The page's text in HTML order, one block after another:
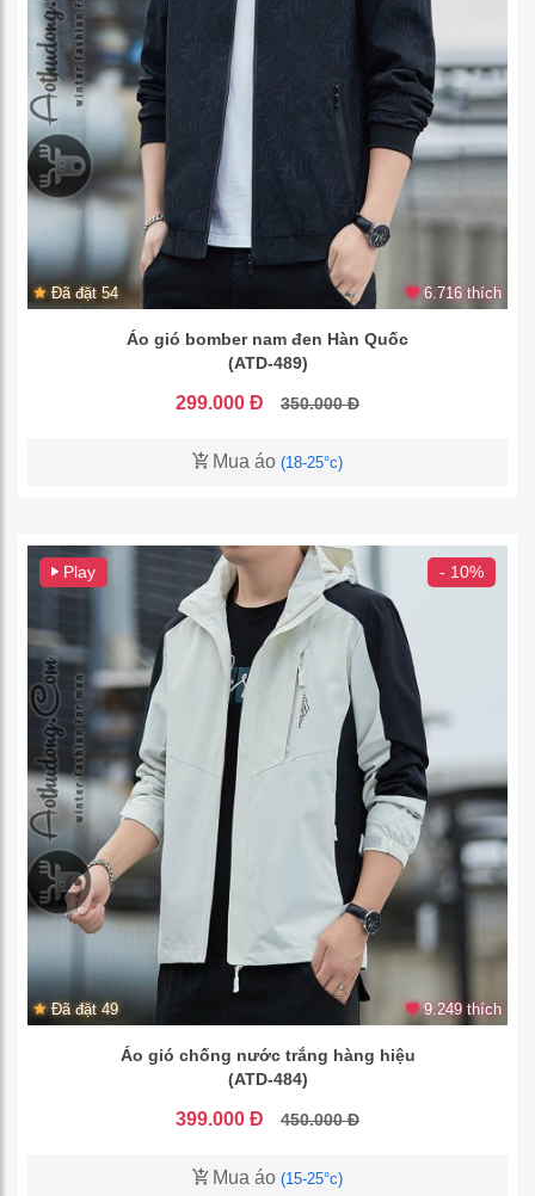
Đã đặt 54 6.716 thích
Áo gió bomber nam đen Hàn Quốc
(ATD-489)
299.000 Đ 350.000 Đ
Mua áo (18-25°c)
- 10%
Play
Đã đặt 49 9.249 thích
Áo gió chống nước trắng hàng hiệu
(ATD-484)
399.000 Đ 450.000 Đ
Mua áo (15-25°c)